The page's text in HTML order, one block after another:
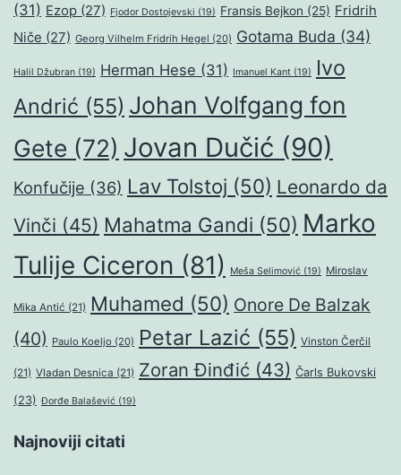
(31) Ezop (27) Fjodor Dostojevski (19) Fransis Bejkon (25) Fridrih
Niče (27) Georg Vilhelm Fridrih Hegel (20) Gotama Buda (34)
Halil Džubran (19) Herman Hese (31) Imanuel Kant (19)
Ivo
Andrić (55) Johan Volfgang fon
Gete (72) Jovan Dučić (90)
Konfučije (36) Lav Tolstoj (50) Leonardo da
Vinči (45) Mahatma Gandi (50) Marko
Tulije Ciceron (81) Meša Selimović (19) Miroslav
Mika Antić (21) Muhamed (50) Onore De Balzak
(40) Paulo Koeljo (20) Petar Lazić (55) Vinston Čerčil
(21) Vladan Desnica (21) Zoran Đinđić (43) Čarls Bukovski
(23) Đorđe Balašević (19)
Najnoviji citati